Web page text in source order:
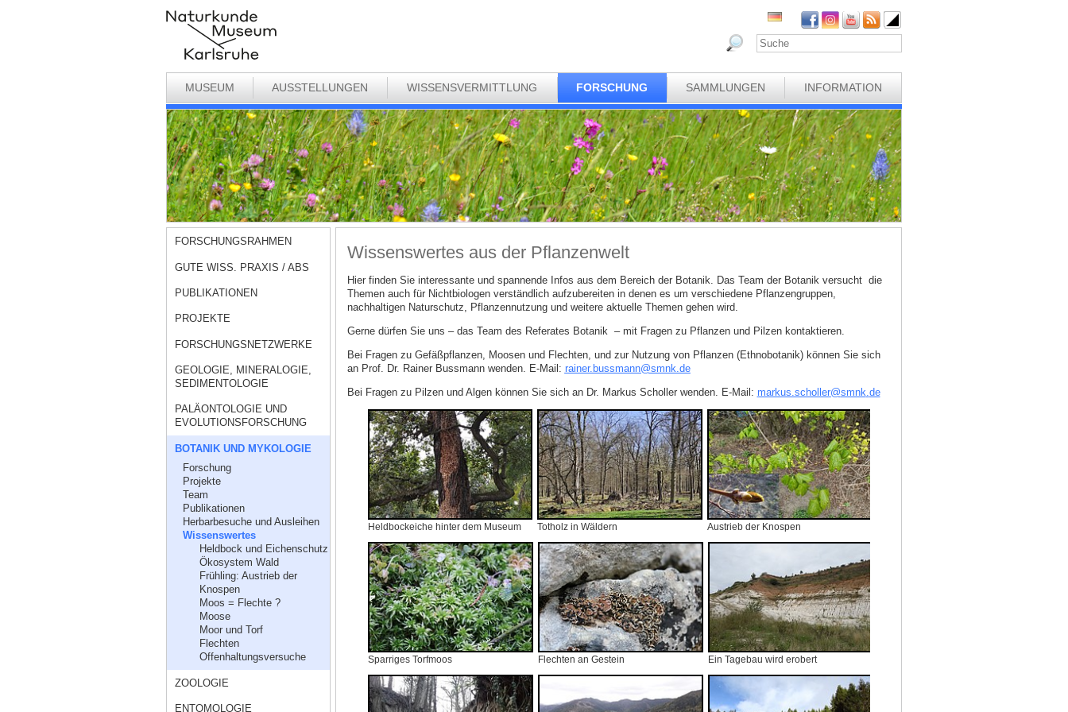
MUSEUM AUSSTELLUNGEN WISSENSVERMITTLUNG FORSCHUNG SAMMLUNGEN INFORMATION
FORSCHUNGSRAHMEN
GUTE WISS. PRAXIS / ABS
PUBLIKATIONEN
PROJEKTE
FORSCHUNGSNETZWERKE
GEOLOGIE, MINERALOGIE,
SEDIMENTOLOGIE
PALÄONTOLOGIE UND
EVOLUTIONSFORSCHUNG
BOTANIK UND MYKOLOGIE
Forschung
Projekte
Team
Publikationen
Herbarbesuche und Ausleihen
Wissenswertes
Heldbock und Eichenschutz
Ökosystem Wald
Frühling: Austrieb der
Knospen
Moos = Flechte ?
Moose
Moor und Torf
Flechten
Offenhaltungsversuche
ZOOLOGIE
ENTOMOLOGIE
Wissenswertes aus der Pflanzenwelt
Hier finden Sie interessante und spannende Infos aus dem Bereich der Botanik. Das Team der Botanik versucht die
Themen auch für Nichtbiologen verständlich aufzubereiten in denen es um verschiedene Pflanzengruppen,
nachhaltigen Naturschutz, Pflanzennutzung und weitere aktuelle Themen gehen wird.
Gerne dürfen Sie uns – das Team des Referates Botanik – mit Fragen zu Pflanzen und Pilzen kontaktieren.
Bei Fragen zu Gefäßpflanzen, Moosen und Flechten, und zur Nutzung von Pflanzen (Ethnobotanik) können Sie sich
an Prof. Dr. Rainer Bussmann wenden. E‑Mail: rainer.bussmann@smnk.de
Bei Fragen zu Pilzen und Algen können Sie sich an Dr. Markus Scholler wenden. E‑Mail: markus.scholler@smnk de
Heldbockeiche hinter dem Museum Totholz in Wäldern Austrieb der Knospen
Sparriges Torfmoos Flechten an Gestein Ein Tagebau wird erobert